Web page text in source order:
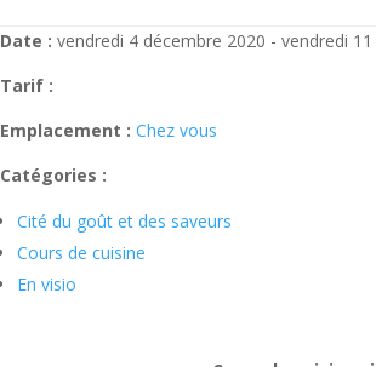
Date : vendredi 4 décembre 2020 - vendredi
Tarif :
Emplacement : Chez vous
Catégories :
Cité du goût et des saveurs
Cours de cuisine
En visio